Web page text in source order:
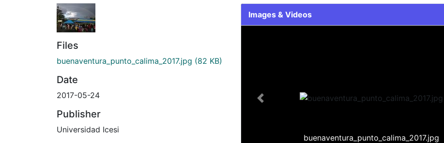
Files
buenaventura_punto_calima_2017.jpg (82 KB)
Date
2017-05-24
Publisher
Universidad Icesi
Images & Videos
buenaventura_punto_calima_2017.jpg
Previous